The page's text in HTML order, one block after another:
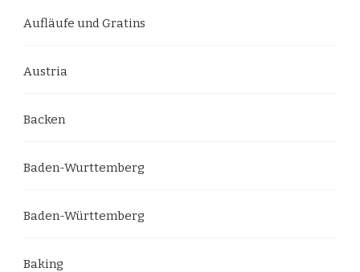
Aufläufe und Gratins
Austria
Backen
Baden-Wurttemberg
Baden-Württemberg
Baking